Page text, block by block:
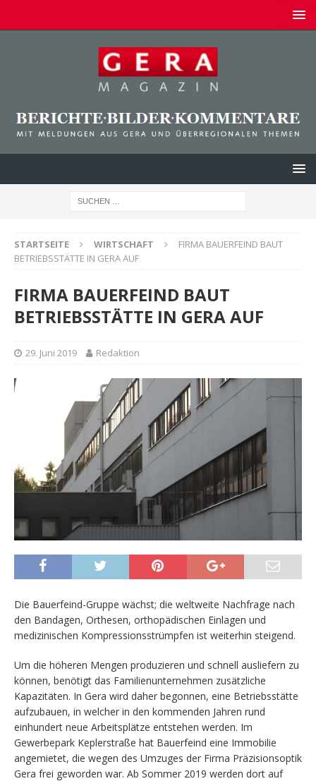
STARTSEITE WIRTSCHAFT
FIRMA BAUERFEIND BAUT
BETRIEBSSTÄTTE IN GERA AUF
FIRMA BAUERFEIND BAUT
BETRIEBSSTÄTTE IN GERA AUF
29. Juni 2019 Redaktion
Die Bauerfeind-Gruppe wächst; die weltweite Nachfrage nach
den Bandagen, Orthesen, orthopädischen Einlagen und
medizinischen Kompressionsstrümpfen ist weiterhin steigend.
Um die höheren Mengen produzieren und schnell ausliefern zu
können, benötigt das Familienunternehmen zusätzliche
Kapazitäten. In Gera wird daher begonnen, eine Betriebsstätte
aufzubauen, in welcher in den kommenden Jahren rund
einhundert neue Arbeitsplätze entstehen werden. Im
Gewerbepark Keplerstraße hat Bauerfeind eine Immobilie
angemietet, die wegen des Umzuges der Firma Präzisionsoptik
Gera frei geworden war. Ab Sommer 2019 werden dort auf